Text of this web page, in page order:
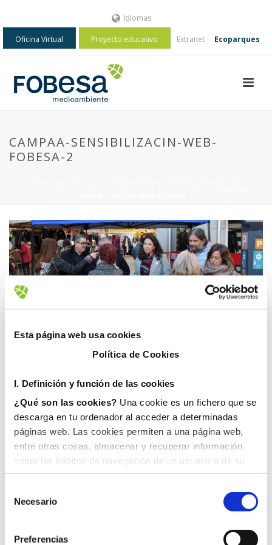
Esta página web usa cookies
Política de Cookies
I. Definición y función de las cookies
¿Qué son las cookies? Una cookie es un fichero que se
descarga en tu ordenador al acceder a determinadas
páginas web. Las cookies permiten a una página web,
entre otras cosas, almacenar y recuperar información
sobre los hábitos de navegación de un usuario o de su
equipo y, dependiendo de la información que contengan y
de la forma en que utilice su equipo, pueden utilizarse
para reconocer al usuario.
1. En función del propietario de la cookie:
Necesario
Preferencias
Idiomas
Oficina Virtual Proyecto educativo Extranet Ecoparques
CAMPAA-SENSIBILIZACIN-WEB-
FOBESA-2
10 enero, 2019